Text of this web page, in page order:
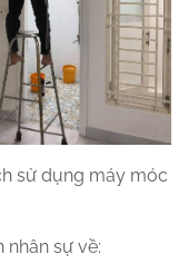
sử dụng máy móc
nhân sự về: